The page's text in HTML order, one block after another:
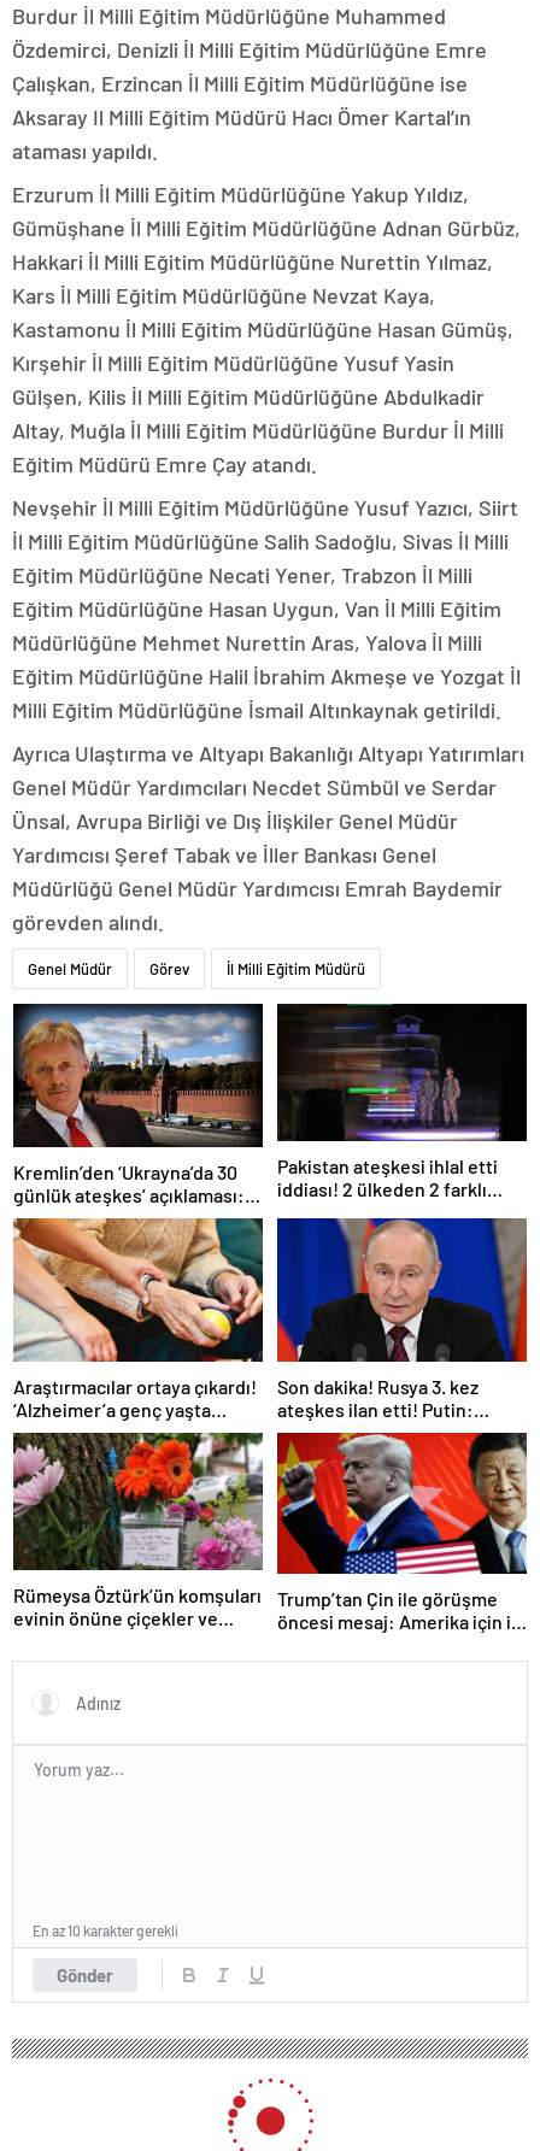
Burdur İl Milli Eğitim Müdürlüğüne Muhammed
Özdemirci, Denizli İl Milli Eğitim Müdürlüğüne Emre
Çalışkan, Erzincan İl Milli Eğitim Müdürlüğüne ise
Aksaray Il Milli Eğitim Müdürü Hacı Ömer Kartal’ın
ataması yapıldı.
Erzurum İl Milli Eğitim Müdürlüğüne Yakup Yıldız,
Gümüşhane İl Milli Eğitim Müdürlüğüne Adnan Gürbüz,
Hakkari İl Milli Eğitim Müdürlüğüne Nurettin Yılmaz,
Kars İl Milli Eğitim Müdürlüğüne Nevzat Kaya,
Kastamonu İl Milli Eğitim Müdürlüğüne Hasan Gümüş,
Kırşehir İl Milli Eğitim Müdürlüğüne Yusuf Yasin
Gülşen, Kilis İl Milli Eğitim Müdürlüğüne Abdulkadir
Altay, Muğla İl Milli Eğitim Müdürlüğüne Burdur İl Milli
Eğitim Müdürü Emre Çay atandı.
Nevşehir İl Milli Eğitim Müdürlüğüne Yusuf Yazıcı, Siirt
İl Milli Eğitim Müdürlüğüne Salih Sadoğlu, Sivas İl Milli
Eğitim Müdürlüğüne Necati Yener, Trabzon İl Milli
Eğitim Müdürlüğüne Hasan Uygun, Van İl Milli Eğitim
Müdürlüğüne Mehmet Nurettin Aras, Yalova İl Milli
Eğitim Müdürlüğüne Halil İbrahim Akmeşe ve Yozgat İl
Milli Eğitim Müdürlüğüne İsmail Altınkaynak getirildi.
Ayrıca Ulaştırma ve Altyapı Bakanlığı Altyapı Yatırımları
Genel Müdür Yardımcıları Necdet Sümbül ve Serdar
Ünsal, Avrupa Birliği ve Dış İlişkiler Genel Müdür
Yardımcısı Şeref Tabak ve İller Bankası Genel
Müdürlüğü Genel Müdür Yardımcısı Emrah Baydemir
görevden alındı.
Genel Müdür Görev İl Milli Eğitim Müdürü
Kremlin’den ‘Ukrayna’da 30
günlük ateşkes’ açıklaması:
Bunu iyice düşünmeliyiz
Pakistan ateşkesi ihlal etti
iddiası! 2 ülkeden 2 farklı
Araştırmacılar ortaya çıkardı!
‘Alzheimer’a genç yaşta
yakalanabilirsiniz’
Son dakika! Rusya 3. kez
ateşkes ilan etti! Putin:
Erdoğan ile görüşme
gerçekleştireceğiz
Rümeysa Öztürk’ün komşuları
evinin önüne çiçekler ve
Trump’tan Çin ile görüşme
öncesi mesaj: Amerika için iyi
Gönder
En az 10 karakter gerekli